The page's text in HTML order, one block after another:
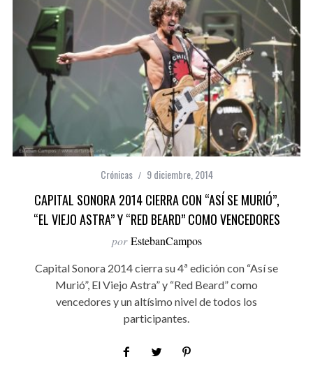
Crónicas 9 diciembre, 2014
CAPITAL SONORA 2014 CIERRA CON “ASÍ SE MURIÓ”,
“EL VIEJO ASTRA” Y “RED BEARD” COMO VENCEDORES
por EstebanCampos
Capital Sonora 2014 cierra su 4ª edición con “Así se
Murió”, El Viejo Astra” y “Red Beard” como
vencedores y un altísimo nivel de todos los
participantes.